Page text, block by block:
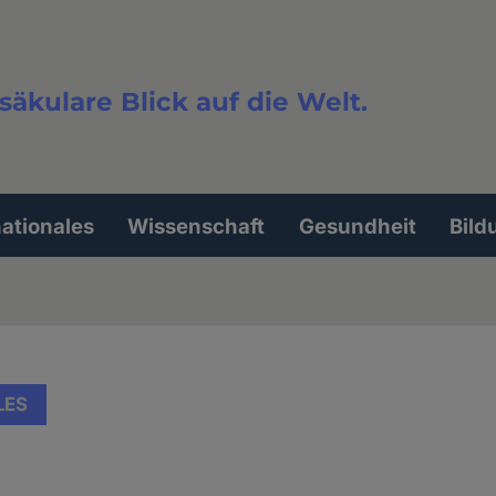
Blick auf die Welt.
Wissenschaft Gesundheit